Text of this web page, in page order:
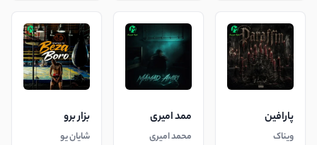
پارافین
ویناک
ممد امیری
محمد امیری
بزار برو
شایان یو